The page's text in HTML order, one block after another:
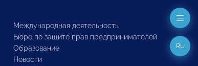
Международная деятельность
Бюро по защите прав предпринимателей
Образование
Новости
RU